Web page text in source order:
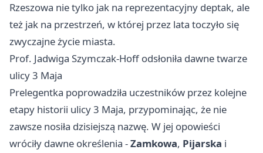
Rzeszowa nie tylko jak na reprezentacyjny deptak, ale
też jak na przestrzeń, w której przez lata toczyło się
zwyczajne życie miasta.
Prof. Jadwiga Szymczak-Hoff odsłoniła dawne twarze
ulicy 3 Maja
Prelegentka poprowadziła uczestników przez kolejne
etapy historii ulicy 3 Maja, przypominając, że nie
zawsze nosiła dzisiejszą nazwę. W jej opowieści
wróciły dawne określenia -Zamkowa, Pijarska i